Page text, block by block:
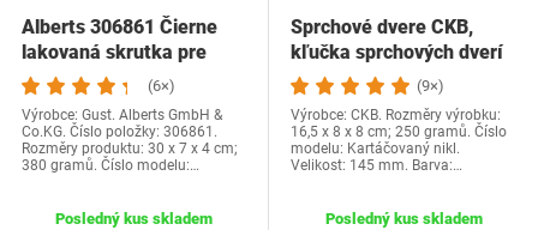
Alberts 306861 Čierne
lakovaná skrutka pre
kataforézne…
(6×)
Výrobce: Gust. Alberts GmbH &
Co.KG. Číslo položky: 306861.
Rozměry produktu: 30 x 7 x 4 cm;
380 gramů. Číslo modelu:…
Posledný kus skladem
Sprchové dvere CKB,
kľučka sprchových dverí
145 mm, pre… (9×)
Výrobce: CKB. Rozměry výrobku:
16,5 x 8 x 8 cm; 250 gramů. Číslo
modelu: Kartáčovaný nikl.
Velikost: 145 mm. Barva:…
Posledný kus skladem